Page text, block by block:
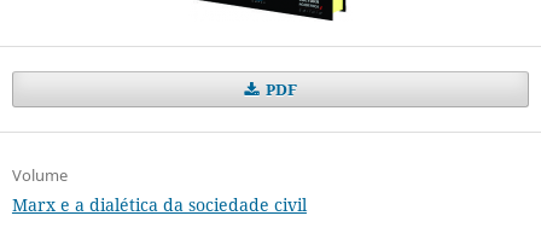
PDF
Volume
Marx e a dialética da sociedade civil